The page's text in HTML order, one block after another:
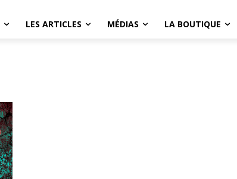
LES ARTICLES MÉDIAS LA BOUTIQUE